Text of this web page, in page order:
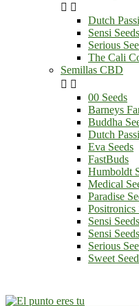
 
Dutch
Sensi Seeds
Serious
The Cali
Semillas CBD
 
00 Seeds
Barneys
Buddha
Dutch
Eva Seeds
FastBuds
Humboldt
Medical
Paradise
Positronics
Sensi Seeds
Sensi
Serious
Sweet